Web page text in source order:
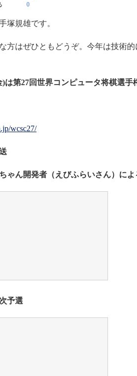
0
塚規雄です。
方はぜひともどうぞ。今年は技術
)は第27回世界コンピュータ将棋選手
wcsc27/
ゃん開発者（えびふらいさん）に
予選